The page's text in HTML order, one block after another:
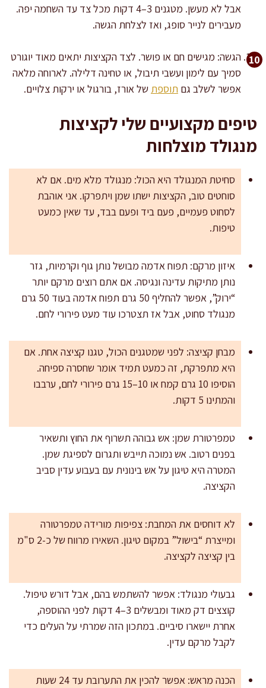
אבל לא מעשן. מטגנים 3–4 דקות מכל צד עד השחמה יפה.
מעבירים לנייר סופג, ואז לצלחת הגשה.
הגשה: מגישים חם או פושר. לצד הקציצות יתאים מאוד יוגורט
סמיך עם לימון ועשבי תיבול, או טחינה דלילה. לארוחה מלאה
אפשר לשלב גם תוספת של אורז, בורגול או ירקות צלויים.
טיפים מקצועיים שלי לקציצות
מנגולד מוצלחות
סחיטת המנגולד היא הכול: מנגולד מלא מים. אם לא
סוחטים טוב, הקציצות ישתו שמן ויתפרקו. אני אוהבת
לסחוט פעמיים, פעם ביד ופעם בבד, עד שאין כמעט
טיפות.
איזון מרקם: תפוח אדמה מבושל נותן גוף וקרמיות, גזר
נותן מתיקות עדינה ונגיסה. אם אתם רוצים מרקם יותר
“ירוק”, אפשר להחליף 50 גרם תפוח אדמה בעוד 50 גרם
מנגולד סחוט, אבל אז תצטרכו עוד מעט פירורי לחם.
מבחן קציצה: לפני שמטגנים הכול, טגנו קציצה אחת. אם
היא מתפרקת, זה כמעט תמיד אומר שחסרה ספיחה.
הוסיפו 10 גרם קמח או 10–15 גרם פירורי לחם, ערבבו
והמתינו 5 דקות.
טמפרטורת שמן: אש גבוהה תשרוף את החוץ ותשאיר
בפנים רטוב. אש נמוכה תייבש ותגרום לספיגת שמן.
המטרה היא טיגון על אש בינונית עם בעבוע עדין סביב
הקציצה.
לא דוחסים את המחבת: צפיפות מורידה טמפרטורה
ומייצרת “בישול” במקום טיגון. השאירו מרווח של כ-2 ס"מ
בין קציצה לקציצה.
גבעולי מנגולד: אפשר להשתמש בהם, אבל דורש טיפול.
קוצצים דק מאוד ומבשלים 3–4 דקות לפני ההוספה,
אחרת יישארו סיביים. במתכון הזה שמרתי על העלים כדי
לקבל מרקם עדין.
הכנה מראש: אפשר להכין את התערובת עד 24 שעות